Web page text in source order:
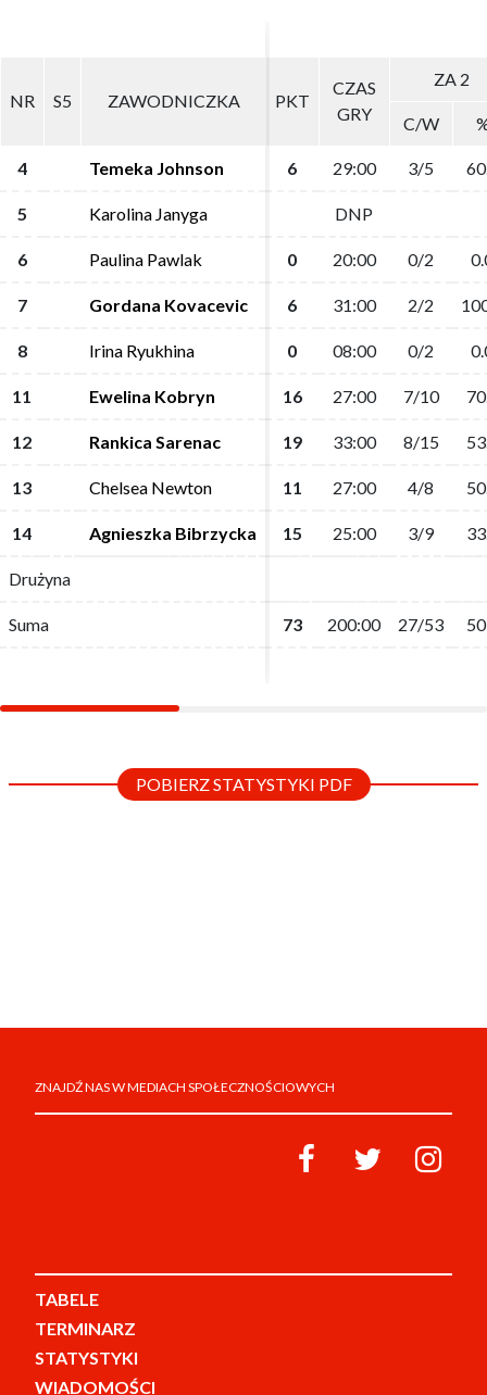
NR S5 ZAWODNICZKA PKT
CZAS
GRY
ZA 2
C/W
4 Temeka Johnson 6 29:00 3/5
5 Karolina Janyga DNP
6 Paulina Pawlak 0 20:00 0/2
7 Gordana Kovacevic 6 31:00 2/2
8 Irina Ryukhina 0 08:00 0/2
11 Ewelina Kobryn 16 27:00 7/10
12 Rankica Sarenac 19 33:00 8/15
13 Chelsea Newton 11 27:00 4/8
14 Agnieszka Bibrzycka 15 25:00 3/9
Drużyna
Suma 73 200:00 27/53
NR S5 ZAWODNICZKA PKT
CZAS
GRY
ZA 2
C/W
4 Temeka Johnson 6 29:00 3/5
5 Karolina Janyga DNP
6 Paulina Pawlak 0 20:00 0/2
7 Gordana Kovacevic 6 31:00 2/2
8 Irina Ryukhina 0 08:00 0/2
11 Ewelina Kobryn 16 27:00 7/10
12 Rankica Sarenac 19 33:00 8/15
13 Chelsea Newton 11 27:00 4/8
14 Agnieszka Bibrzycka 15 25:00 3/9
Drużyna
Suma 73 200:00 27/53
POBIERZ STATYSTYKI PDF
ZNAJDŹ NAS W MEDIACH SPOŁECZNOŚCIOWYCH
TABELE
TERMINARZ
STATYSTYKI
WIADOMOŚCI